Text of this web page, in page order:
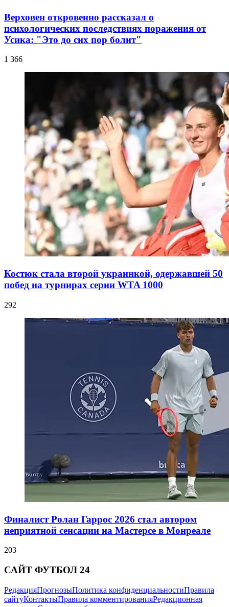
Верховен откровенно рассказал о
психологических последствиях поражения от
Усика: "Это до сих пор болит"
1 366
Костюк стала второй украинкой, одержавшей 50
побед на турнирах серии WTA 1000
292
Финалист Ролан Гаррос 2026 стал автором
неприятной сенсации на Мастерсе в Монреале
203
САЙТ ФУТБОЛ 24
РедакцияПрогнозыПолитика конфиденциальностиПравила
сайтуКонтактыПравила комментированияРедакционная